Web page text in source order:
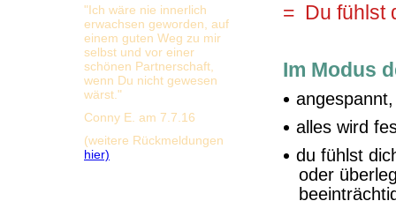
"Ich wäre nie innerlich
erwachsen geworden, auf
einem guten Weg zu mir
selbst und vor einer
schönen Partnerschaft,
wenn Du nicht gewesen
wärst."
Conny E. am 7.7.16
(weitere Rückmeldungen
hier)
= Du fühlst
Im Modus
alles wird
du fühlst
oder